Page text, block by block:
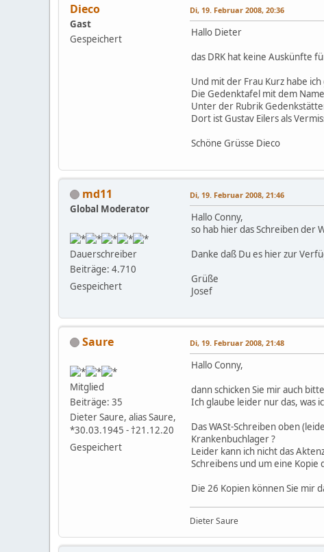
Dieco
Gast
Gespeichert
Di, 19. Februar 2008, 20:36
Hallo Dieter
das DRK hat keine Auskünfte
Und mit der Frau Kurz habe
Die Gedenktafel mit dem
Unter der Rubrik
Dort ist Gustav Eilers als
Schöne Grüsse Dieco
md11
Global Moderator
Dauerschreiber
Beiträge: 4.710
Gespeichert
Di, 19. Februar 2008, 21:46
Hallo Conny,
so hab hier das Schreiben der
Danke daß Du es hier zur
Grüße
Josef
Saure
Mitglied
Beiträge: 35
Dieter Saure, alias Saure,
*30.03.1945 - †21.12.20
Gespeichert
Di, 19. Februar 2008, 21:48
Hallo Conny,
dann schicken Sie mir auch
Ich glaube leider nur das, was
Das WASt-Schreiben oben
Krankenbuchlager ?
Leider kann ich nicht das
Schreibens und um eine Kopie
Die 26 Kopien können Sie mir
Dieter Saure